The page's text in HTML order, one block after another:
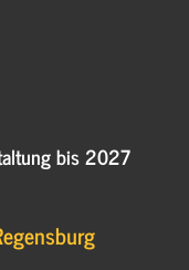
bis 2027